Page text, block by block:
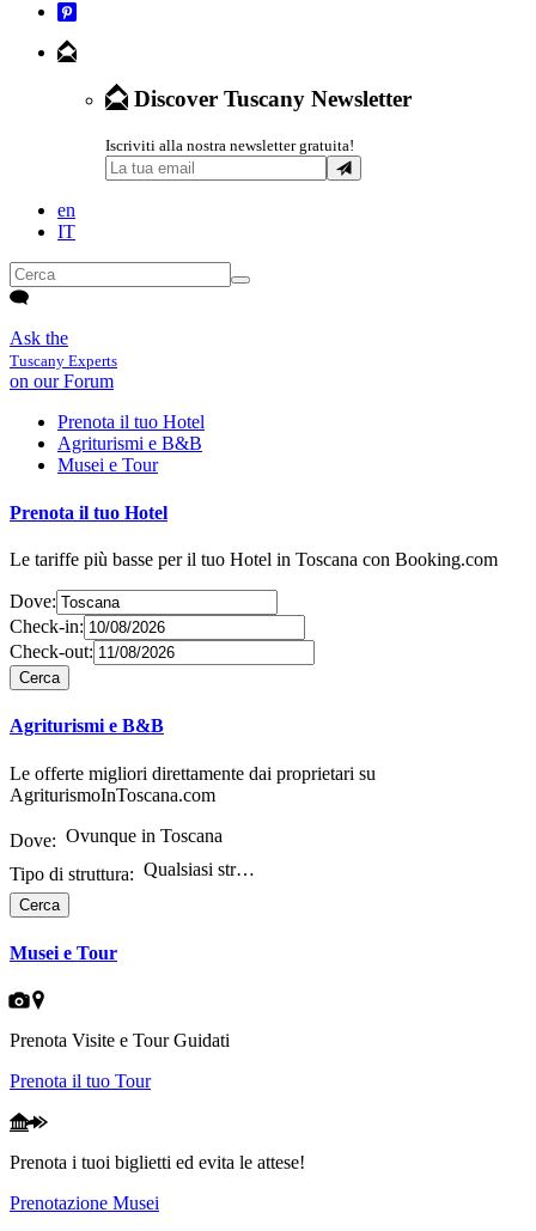
Discover Tuscany Newsletter
Iscriviti alla nostra newsletter gratuita!
en
IT
Ask the
Tuscany Experts
on our Forum
Prenota il tuo Hotel
Agriturismi e B&B
Musei e Tour
Prenota il tuo Hotel
Le tariffe più basse per il tuo Hotel in Toscana con Booking.com
Dove:
Check-in:
Check-out:
Agriturismi e B&B
Le offerte migliori direttamente dai proprietari su
AgriturismoInToscana.com
Dove: Ovunque in Toscana
Tipo di struttura:
Qualsiasi struttura
Musei e Tour
Prenota Visite e Tour Guidati
Prenota il tuo Tour
Prenota i tuoi biglietti ed evita le attese!
Prenotazione Musei